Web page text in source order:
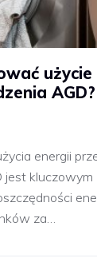
AGD?
energii
jest kluczowym
za…